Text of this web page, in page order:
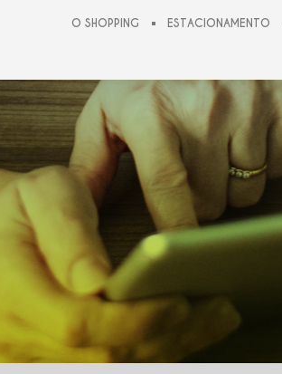
O SHOPPING ESTACIONAMENTO